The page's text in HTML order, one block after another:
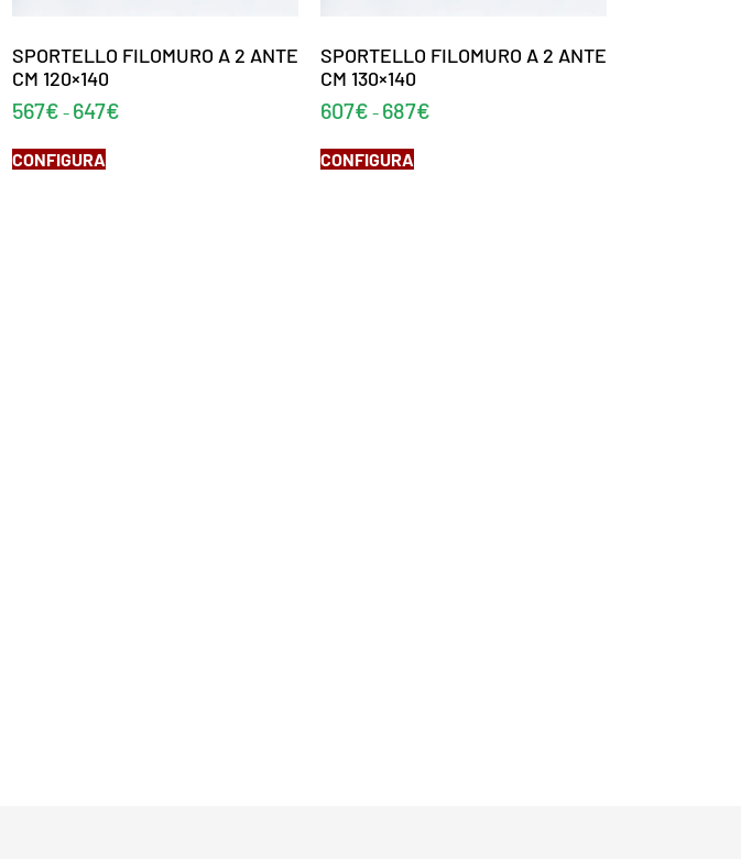
SPORTELLO FILOMURO A 2 ANTE
CM 120×140
567€ - 647€
CONFIGURA
SPORTELLO FILOMURO A 2 ANTE
CM 130×140
607€ - 687€
CONFIGURA